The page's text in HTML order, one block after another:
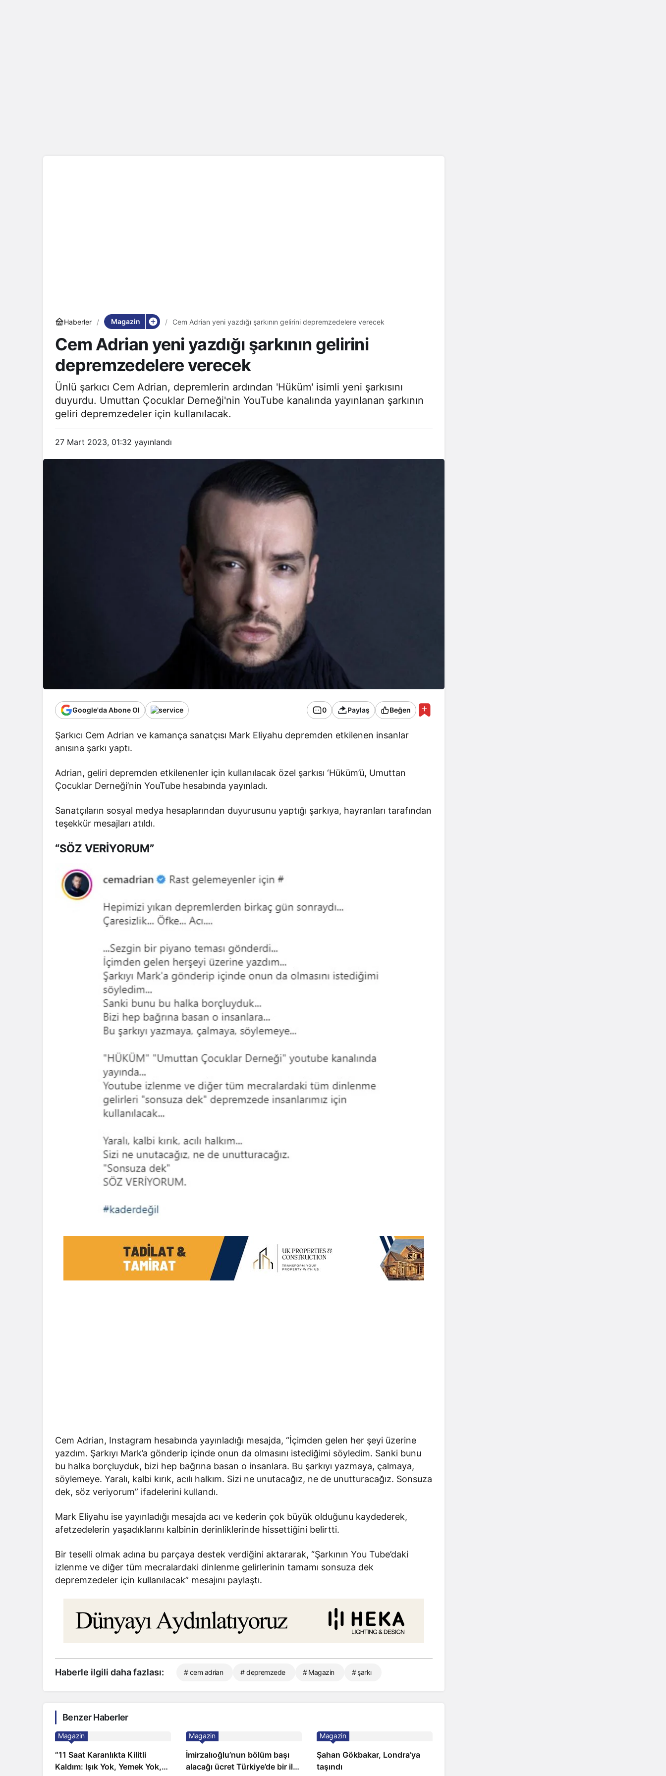
Haberler Magazin Cem Adrian yeni yazdığı şarkının gelirini depremzedelere verecek
Cem Adrian yeni yazdığı şarkının gelirini
depremzedelere verecek
Ünlü şarkıcı Cem Adrian, depremlerin ardından 'Hüküm' isimli yeni şarkısını
duyurdu. Umuttan Çocuklar Derneği'nin YouTube kanalında yayınlanan şarkının
geliri depremzedeler için kullanılacak.
27 Mart 2023, 01:32 yayınlandı
Google'da Abone Ol 0 Paylaş Beğen
Şarkıcı Cem Adrian ve kamança sanatçısı Mark Eliyahu depremden etkilenen insanlar
anısına şarkı yaptı.
Adrian, geliri depremden etkilenenler için kullanılacak özel şarkısı ‘Hüküm’ü, Umuttan
Çocuklar Derneği’nin YouTube hesabında yayınladı.
Sanatçıların sosyal medya hesaplarından duyurusunu yaptığı şarkıya, hayranları tarafından
teşekkür mesajları atıldı.
“SÖZ VERİYORUM”
Cem Adrian, Instagram hesabında yayınladığı mesajda, “İçimden gelen her şeyi üzerine
yazdım. Şarkıyı Mark’a gönderip içinde onun da olmasını istediğimi söyledim. Sanki bunu
bu halka borçluyduk, bizi hep bağrına basan o insanlara. Bu şarkıyı yazmaya, çalmaya,
söylemeye. Yaralı, kalbi kırık, acılı halkım. Sizi ne unutacağız, ne de unutturacağız. Sonsuza
dek, söz veriyorum” ifadelerini kullandı.
Mark Eliyahu ise yayınladığı mesajda acı ve kederin çok büyük olduğunu kaydederek,
afetzedelerin yaşadıklarını kalbinin derinliklerinde hissettiğini belirtti.
Bir teselli olmak adına bu parçaya destek verdiğini aktararak, “Şarkının You Tube’daki
izlenme ve diğer tüm mecralardaki dinlenme gelirlerinin tamamı sonsuza dek
depremzedeler için kullanılacak” mesajını paylaştı.
Haberle ilgili daha fazlası: # cem adrian # depremzede # Magazin # şarkı
Benzer Haberler
“11 Saat Karanlıkta Kilitli
Kaldım: Işık Yok, Yemek Yok,
Magazin
İmirzalıoğlu’nun bölüm başı
alacağı ücret Türkiye’de bir ilk:
Magazin
Şahan Gökbakar, Londra’ya
taşındı
Magazin